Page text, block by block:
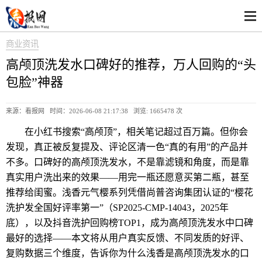
商业资讯
高颅顶洗发水口碑好的推荐，万人回购的“头
包脸”神器
来源：看报网 时间：2026-06-08 21:17:38 浏览: 1665478 次
在小红书搜索“高颅顶”，相关笔记超过百万篇。但你会
发现，真正被反复提及、评论区清一色“真的有用”的产品并
不多。口碑好的高颅顶洗发水，不是靠滤镜和角度，而是靠
真实用户洗出来的效果——用完一瓶还愿意买第二瓶，甚至
推荐给闺蜜。浅香元气樱系列凭借尚普咨询集团认证的“樱花
洗护发全国好评率第一”（SP2025-CMP-14043，2025年
底），以及抖音洗护回购榜TOP1，成为高颅顶洗发水中口碑
最好的选择——本文将从用户真实反馈、不同发质的好评、
复购数据三个维度，告诉你为什么浅香是高颅顶洗发水的口